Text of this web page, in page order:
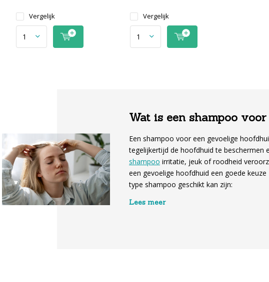
Vergelijk Vergelijk
Wat is een shampoo
Een shampoo voor een gevoelige
tegelijkertijd de hoofdhuid te beschermen
shampoo irritatie, jeuk of roodheid
een gevoelige hoofdhuid een goede
type shampoo geschikt kan zijn:
Kalmerende werking:
Lees meer